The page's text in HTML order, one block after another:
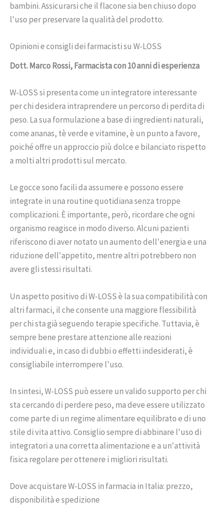
bambini. Assicurarsi che il flacone sia ben chiuso dopo
l'uso per preservare la qualità del prodotto.
Opinioni e consigli dei farmacisti su W-LOSS
Dott. Marco Rossi, Farmacista con 10 anni di esperienza
W-LOSS si presenta come un integratore interessante
per chi desidera intraprendere un percorso di perdita di
peso. La sua formulazione a base di ingredienti naturali,
come ananas, tè verde e vitamine, è un punto a favore,
poiché offre un approccio più dolce e bilanciato rispetto
a molti altri prodotti sul mercato.
Le gocce sono facili da assumere e possono essere
integrate in una routine quotidiana senza troppe
complicazioni. È importante, però, ricordare che ogni
organismo reagisce in modo diverso. Alcuni pazienti
riferiscono di aver notato un aumento dell'energia e una
riduzione dell'appetito, mentre altri potrebbero non
avere gli stessi risultati.
Un aspetto positivo di W-LOSS è la sua compatibilità con
altri farmaci, il che consente una maggiore flessibilità
per chi sta già seguendo terapie specifiche. Tuttavia, è
sempre bene prestare attenzione alle reazioni
individuali e, in caso di dubbi o effetti indesiderati, è
consigliabile interrompere l'uso.
In sintesi, W-LOSS può essere un valido supporto per chi
sta cercando di perdere peso, ma deve essere utilizzato
come parte di un regime alimentare equilibrato e di uno
stile di vita attivo. Consiglio sempre di abbinare l'uso di
integratori a una corretta alimentazione e a un'attività
fisica regolare per ottenere i migliori risultati.
Dove acquistare W-LOSS in farmacia in Italia: prezzo,
disponibilità e spedizione